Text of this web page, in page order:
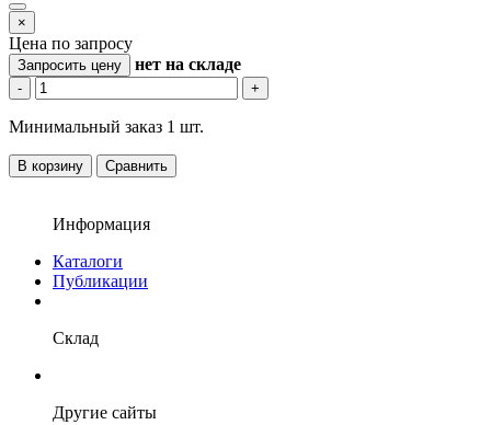
×
Цена по запросу
Запросить цену нет на складе
- +
Минимальный заказ 1 шт.
В корзину Сравнить
Информация
Каталоги
Публикации
Склад
Другие сайты